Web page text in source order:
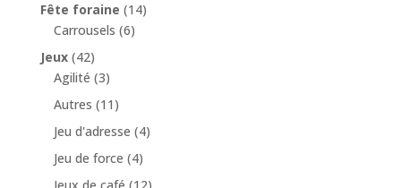
Fête foraine (14)
Carrousels (6)
Jeux (42)
Agilité (3)
Autres (11)
Jeu d'adresse (4)
Jeu de force (4)